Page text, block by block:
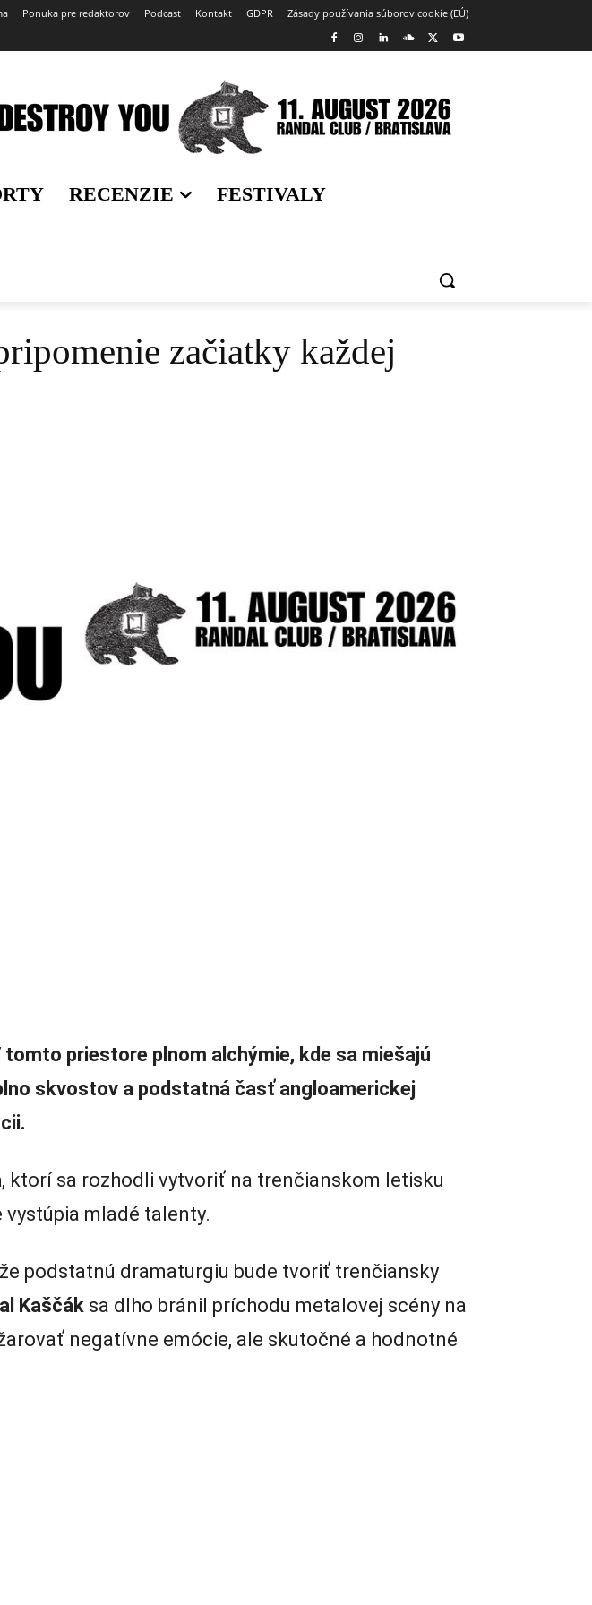
Ponuka pre redaktorov Podcast Kontakt GDPR Zásady používania súborov cookie (EÚ)
RECENZIE
FESTIVALY
začiatky každej
priestore plnom alchýmie, kde sa miešajú
skvostov a podstatná časť angloamerickej
, ktorí sa rozhodli vytvoriť na trenčianskom letisku
mladé talenty.
podstatnú dramaturgiu bude tvoriť trenčiansky
Kaščák sa dlho bránil príchodu metalovej scény na
negatívne emócie, ale skutočné a hodnotné